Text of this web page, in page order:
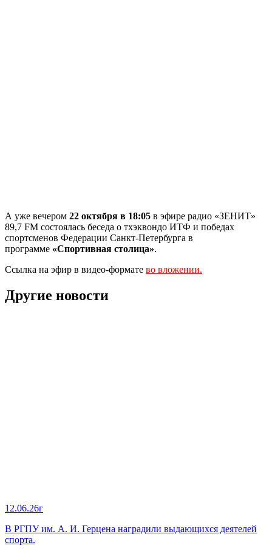
А уже вечером 22 октября в 18:05 в эфире радио «ЗЕНИТ»
89,7 FM состоялась беседа о тхэквондо ИТФ и победах
спортсменов Федерации Санкт-Петербурга в
программе «Спортивная столица».
Ссылка на эфир в видео-формате во вложении.
Другие новости
12.06.26г
В РГПУ им. А. И. Герцена наградили выдающихся деятелей
спорта.